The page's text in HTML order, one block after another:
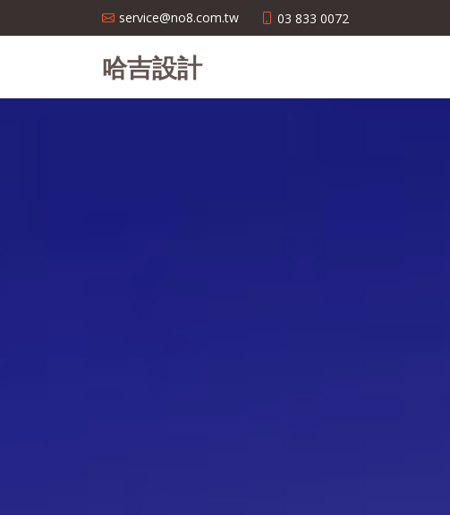
service@no8.com.tw 03 833 0072
哈吉設計